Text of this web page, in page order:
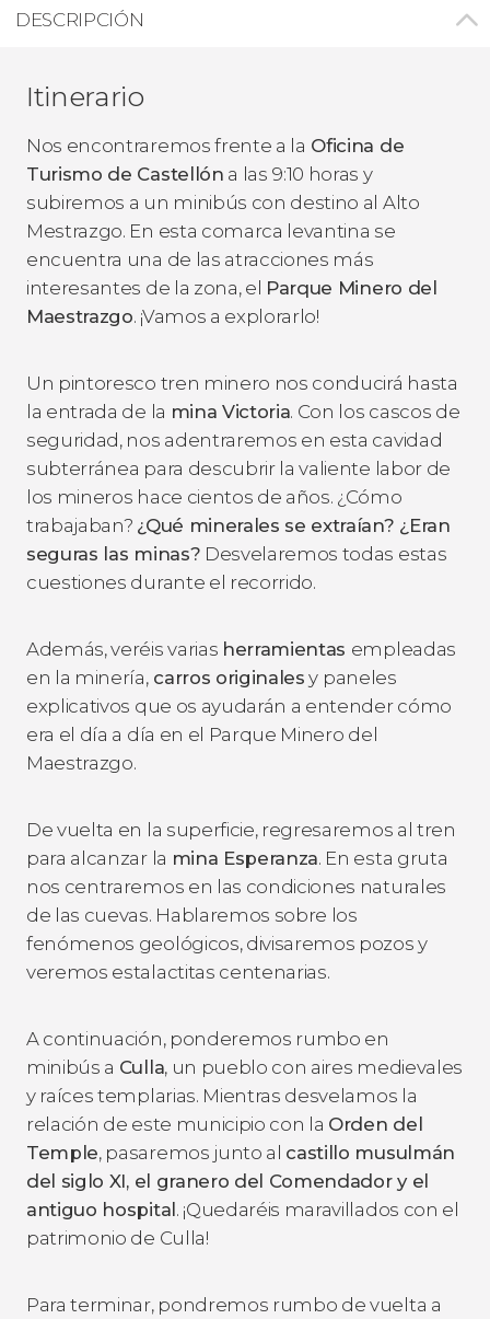
DESCRIPCIÓN
Itinerario
Nos encontraremos frente a la Oficina de
Turismo de Castellón a las 9:10 horas y
subiremos a un minibús con destino al Alto
Mestrazgo. En esta comarca levantina se
encuentra una de las atracciones más
interesantes de la zona, el Parque Minero del
Maestrazgo. ¡Vamos a explorarlo!
Un pintoresco tren minero nos conducirá hasta
la entrada de la mina Victoria. Con los cascos de
seguridad, nos adentraremos en esta cavidad
subterránea para descubrir la valiente labor de
los mineros hace cientos de años. ¿Cómo
trabajaban? ¿Qué minerales se extraían? ¿Eran
seguras las minas? Desvelaremos todas estas
cuestiones durante el recorrido.
Además, veréis varias herramientas empleadas
en la minería,carros originales y paneles
explicativos que os ayudarán a entender cómo
era el día a día en el Parque Minero del
Maestrazgo.
De vuelta en la superficie, regresaremos al tren
para alcanzar la mina Esperanza. En esta gruta
nos centraremos en las condiciones naturales
de las cuevas. Hablaremos sobre los
fenómenos geológicos, divisaremos pozos y
veremos estalactitas centenarias.
A continuación, ponderemos rumbo en
minibús a Culla, un pueblo con aires medievales
y raíces templarias. Mientras desvelamos la
relación de este municipio con la Orden del
Temple, pasaremos junto al castillo musulmán
del siglo XI, el granero del Comendador y el
antiguo hospital. ¡Quedaréis maravillados con el
patrimonio de Culla!
Para terminar, pondremos rumbo de vuelta a